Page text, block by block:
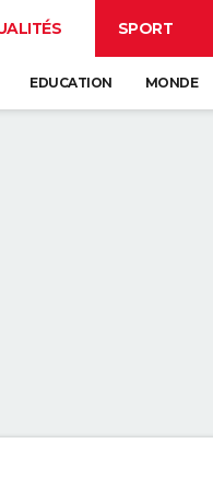
SPORT
EDUCATION MONDE